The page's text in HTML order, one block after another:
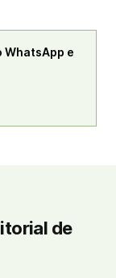
WhatsApp e
de